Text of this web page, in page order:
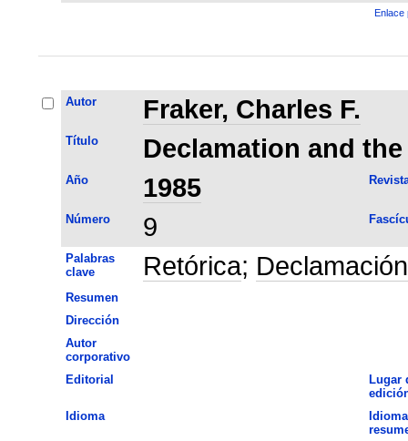
Enlace
Autor Fraker, Charles F.
Título Declamation and
Año 1985
Número 9
Palabras
clave
Retórica; Declamación
Resumen
Dirección
Autor
corporativo
Editorial
Lugar
Idioma